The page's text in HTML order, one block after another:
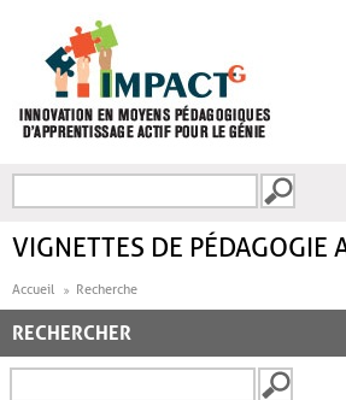
FORMULAIRE DE
VIGNETTES DE PÉDAGOGIE
Accueil Recherche
RECHERCHER